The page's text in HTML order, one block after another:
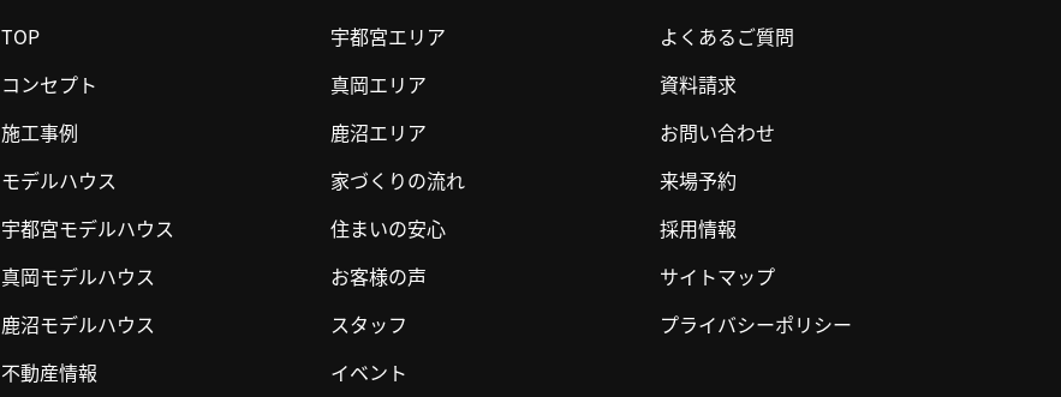
TOP
コンセプト
施工事例
モデルハウス
宇都宮モデルハウス
真岡モデルハウス
鹿沼モデルハウス
不動産情報
宇都宮エリア
真岡エリア
鹿沼エリア
家づくりの流れ
住まいの安心
お客様の声
スタッフ
イベント
よくあるご質問
資料請求
お問い合わせ
来場予約
採用情報
サイトマップ
プライバシーポリシー